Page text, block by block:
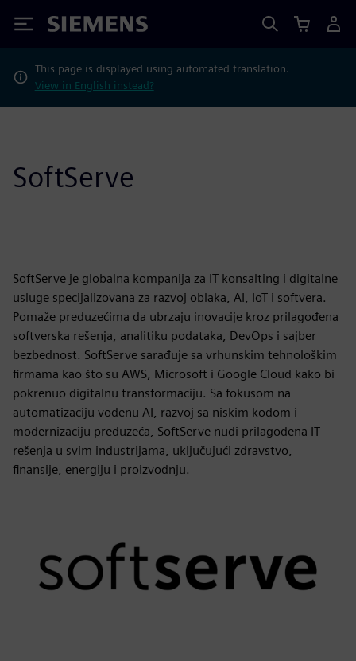
Siemens
This page is displayed using automated translation.
View in English instead?
SoftServe
SoftServe je globalna kompanija za IT konsalting i digitalne
usluge specijalizovana za razvoj oblaka, AI, IoT i softvera.
Pomaže preduzećima da ubrzaju inovacije kroz prilagođena
softverska rešenja, analitiku podataka, DevOps i sajber
bezbednost. SoftServe sarađuje sa vrhunskim tehnološkim
firmama kao što su AWS, Microsoft i Google Cloud kako bi
pokrenuo digitalnu transformaciju. Sa fokusom na
automatizaciju vođenu AI, razvoj sa niskim kodom i
modernizaciju preduzeća, SoftServe nudi prilagođena IT
rešenja u svim industrijama, uključujući zdravstvo,
finansije, energiju i proizvodnju.